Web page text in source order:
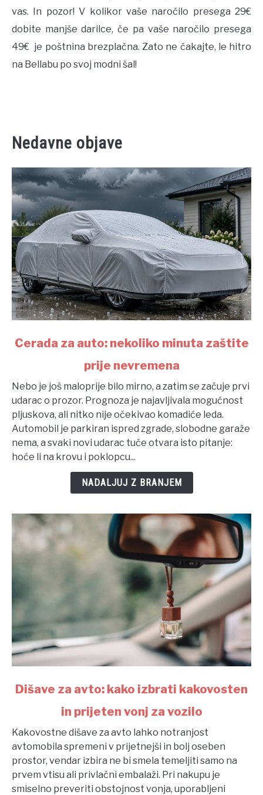
vas. In pozor! V kolikor vaše naročilo presega 29€
dobite manjše darilce, če pa vaše naročilo presega
49€ je poštnina brezplačna. Zato ne čakajte, le hitro
na Bellabu po svoj modni šal!
Nedavne objave
link
za
auto:
nekoliko
minuta
prije
Cerada za auto: nekoliko minuta zaštite
prije nevremena
Nebo je još maloprije bilo mirno, a zatim se začuje prvi
udarac o prozor. Prognoza je najavljivala mogućnost
pljuskova, ali nitko nije očekivao komadiće leda.
Automobil je parkiran ispred zgrade, slobodne garaže
nema, a svaki novi udarac tuče otvara isto pitanje:
hoće li na krovu i poklopcu...
NADALJUJ Z BRANJEM
link
za
avto:
kako
izbrati
kakovosten
Dišave za avto: kako izbrati kakovosten
in prijeten vonj za vozilo
Kakovostne dišave za avto lahko notranjost
avtomobila spremeni v prijetnejši in bolj oseben
prostor, vendar izbira ne bi smela temeljiti samo na
prvem vtisu ali privlačni embalaži. Pri nakupu je
smiselno preveriti obstojnost vonja, uporabljeni